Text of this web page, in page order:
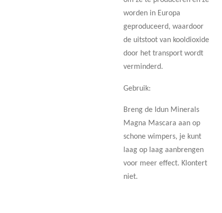
worden in Europa
geproduceerd, waardoor
de uitstoot van kooldioxide
door het transport wordt
verminderd.
Gebruik:
Breng de Idun Minerals
Magna Mascara aan op
schone wimpers, je kunt
laag op laag aanbrengen
voor meer effect. Klontert
niet.